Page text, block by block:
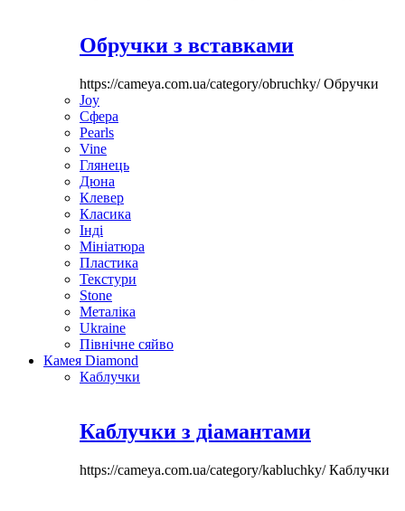
Обручки з вставками
https://cameya.com.ua/category/obruchky/Обручки
Joy
Сфера
Pearls
Vine
Глянець
Дюна
Клевер
Класика
Інді
Мініатюра
Пластика
Текстури
Stone
Металіка
Ukraine
Північне сяйво
Камея Diamond
Каблучки
Каблучки з діамантами
https://cameya.com.ua/category/kabluchky/Каблучки